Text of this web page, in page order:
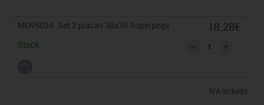
MD95024 Set 2 placas 38x30 Superpegs
Stock
18.28€
IVA incluido